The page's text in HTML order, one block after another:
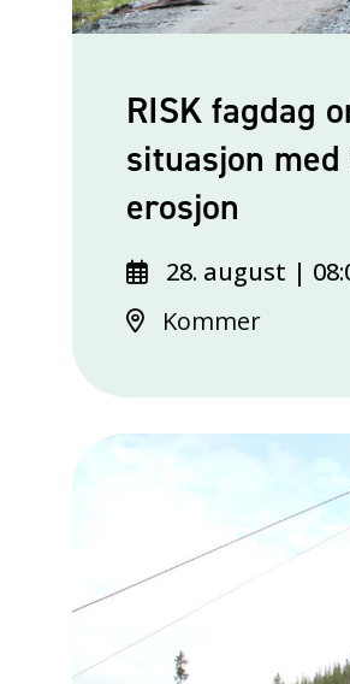
RISK fagdag
situasjon
erosjon
28. august |
Kommer